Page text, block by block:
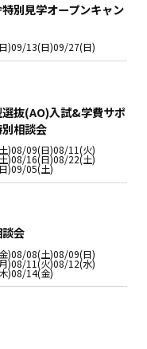
別見学オープンキャン
)09/13(日)09/27(日)
抜(AO)入試&学費サポ
相談会
)08/09(日)08/11(火)
)08/16(日)08/22(土)
)09/05(土)
会
)08/08(土)08/09(日)
)08/11(火)08/12(水)
)08/14(金)